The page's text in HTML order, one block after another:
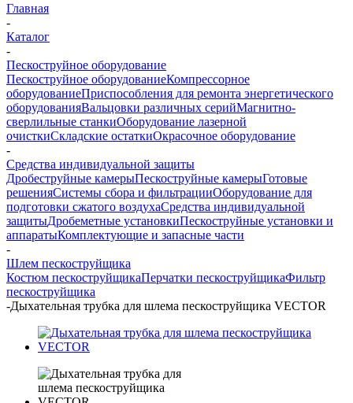
Главная
-
Каталог
-
Пескоструйное оборудование
Пескоструйное оборудованиеКомпрессорное
оборудованиеПриспособления для ремонта энергетического
оборудованияВальцовки различных серийМагнитно-
сверлильные станкиОборудование лазерной
очисткиСкладские остаткиОкрасочное оборудование
-
Средства индивидуальной защиты
Дробеструйные камерыПескоструйные камерыГотовые
решенияСистемы сбора и фильтрацииОборудование для
подготовки сжатого воздухаСредства индивидуальной
защитыДробеметные установкиПескоструйные установки и
аппаратыКомплектующие и запасные части
-
Шлем пескоструйщика
Костюм пескоструйщикаПерчатки пескоструйщикаФильтр
пескоструйщика
-Дыхательная трубка для шлема пескоструйщика VECTOR